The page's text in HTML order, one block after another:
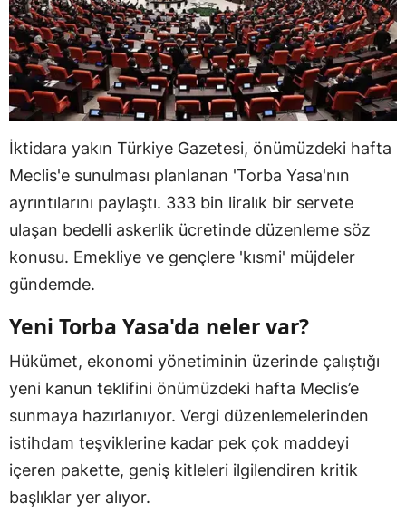
İktidara yakın Türkiye Gazetesi, önümüzdeki hafta
Meclis'e sunulması planlanan 'Torba Yasa'nın
ayrıntılarını paylaştı. 333 bin liralık bir servete
ulaşan bedelli askerlik ücretinde düzenleme söz
konusu. Emekliye ve gençlere 'kısmi' müjdeler
gündemde.
Yeni Torba Yasa'da neler var?
Hükümet, ekonomi yönetiminin üzerinde çalıştığı
yeni kanun teklifini önümüzdeki hafta Meclis’e
sunmaya hazırlanıyor. Vergi düzenlemelerinden
istihdam teşviklerine kadar pek çok maddeyi
içeren pakette, geniş kitleleri ilgilendiren kritik
başlıklar yer alıyor.